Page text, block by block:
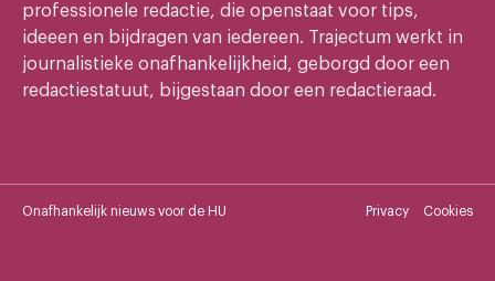
professionele redactie, die openstaat voor tips,
ideeen en bijdragen van iedereen. Trajectum werkt in
journalistieke onafhankelijkheid, geborgd door een
redactiestatuut, bijgestaan door een redactieraad.
Onafhankelijk nieuws voor de HU Privacy Cookies